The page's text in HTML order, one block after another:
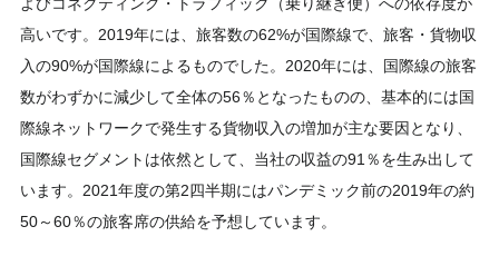
高いです。2019年には、旅客数の62%が国際線で、旅客・貨物収
入の90%が国際線によるものでした。2020年には、国際線の旅客
数がわずかに減少して全体の56％となったものの、基本的には国
際線ネットワークで発生する貨物収入の増加が主な要因となり、
国際線セグメントは依然として、当社の収益の91％を生み出して
います。2021年度の第2四半期にはパンデミック前の2019年の約
50～60％の旅客席の供給を予想しています。